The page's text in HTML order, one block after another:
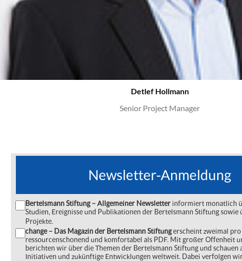
Detlef Hollmann
Senior Project Manager
Newsletter-Anmeldung
Bertelsmann Stiftung – Allgemeiner Newsletter informiert monatlich
Studien, Ereignisse und Publikationen der Bertelsmann Stiftung sowie
Projekte.
change – Das Magazin der Bertelsmann Stiftungerscheint zweimal
ressourcenschonend und komfortabel als PDF. Mit großer Offenheit
berichten wir über die Themen der Bertelsmann Stiftung und schauen
Initiativen und zukünftige Entwicklungen weltweit. Dabei verfolgen